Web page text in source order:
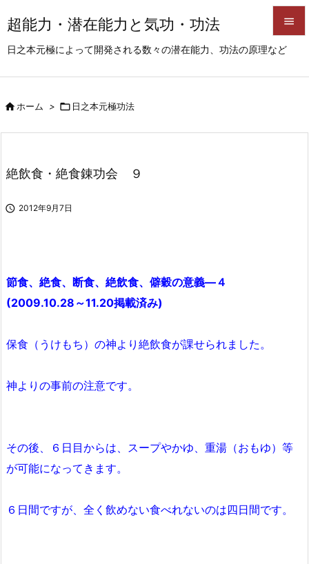
超能力・潜在能力と気功・功法
日之本元極によって開発される数々の潜在能力、功法の原理など


前へ
ホーム >  日之本元極功法
絶飲食・絶食錬功会 ９
 2012年9月7日
節食、絶食、断食、絶飲食、僻穀の意義―４
(2009.10.28～11.20掲載済み)
保食（うけもち）の神より絶飲食が課せられました。
神よりの事前の注意です。
その後、６日目からは、スープやかゆ、重湯（おもゆ）等
が可能になってきます。
６日間ですが、全く飲めない食べれないのは四日間です。